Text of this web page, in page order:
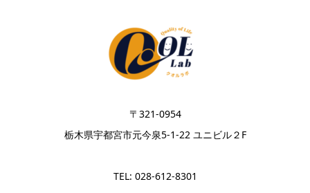
〒321-0954
栃木県宇都宮市元今泉5-1-22 ユニビル２F
TEL: 028-612-8301